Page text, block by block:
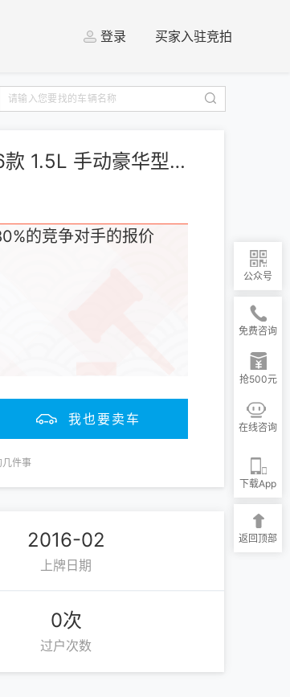
登录 买家入驻竞拍
[杭州] 宝骏 宝骏730 2016款 1.5L 手动豪华型 7座
的竞争对手的报价
我也要卖车
几件事
2016-02
上牌日期
0次
过户次数
公众号
免费咨询
抢500元
在线咨询
下载App
返回顶部